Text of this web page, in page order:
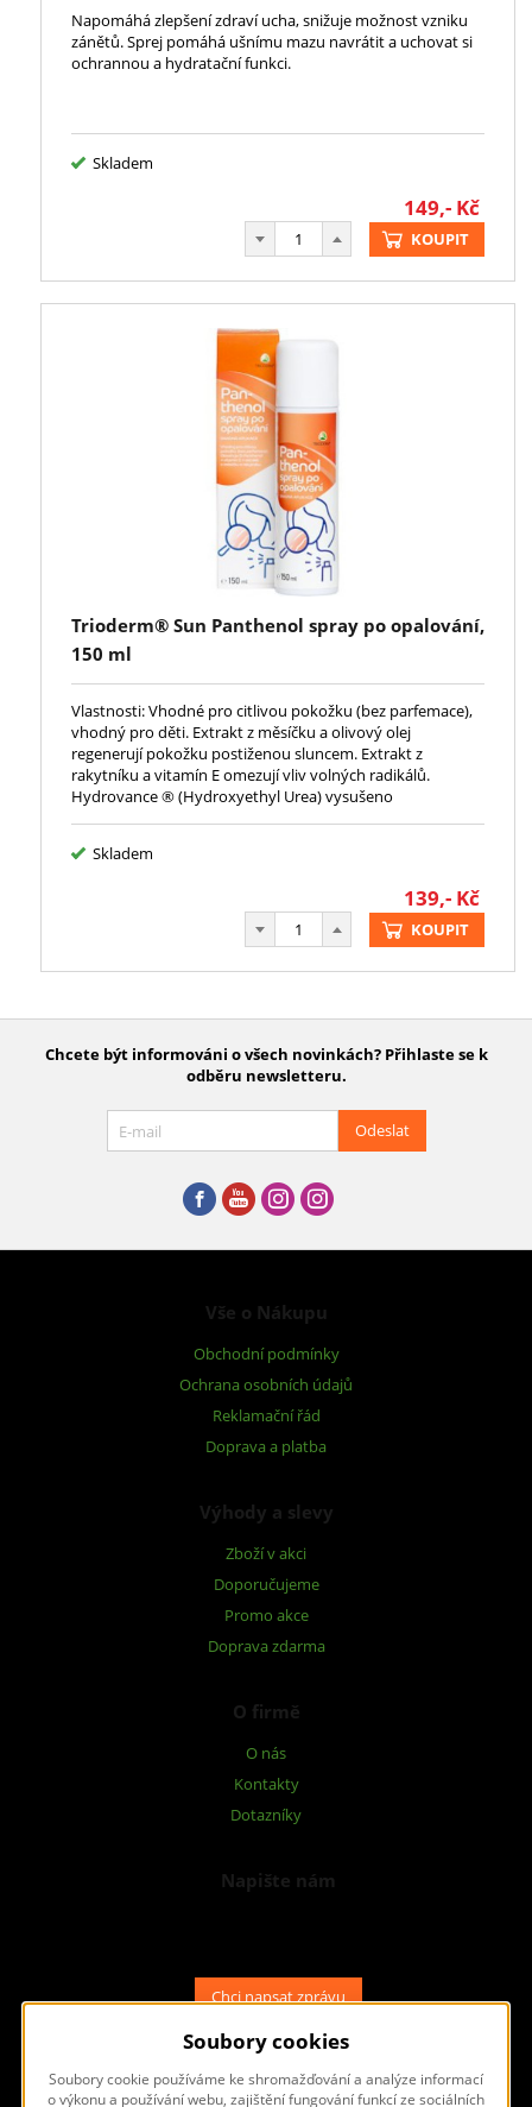
Napomáhá zlepšení zdraví ucha, snižuje možnost vzniku
zánětů. Sprej pomáhá ušnímu mazu navrátit a uchovat si
ochrannou a hydratační funkci.
Skladem
149,- Kč
KOUPIT
Trioderm® Sun Panthenol spray po opalování,
150 ml
Vlastnosti: Vhodné pro citlivou pokožku (bez parfemace),
vhodný pro děti. Extrakt z měsíčku a olivový olej
regenerují pokožku postiženou sluncem. Extrakt z
rakytníku a vitamín E omezují vliv volných radikálů.
Hydrovance ® (Hydroxyethyl Urea) vysušeno
Skladem
139,- Kč
KOUPIT
Chcete být informováni o všech novinkách? Přihlaste se k
odběru newsletteru.
Odeslat
Vše o Nákupu
Obchodní podmínky
Ochrana osobních údajů
Reklamační řád
Doprava a platba
Výhody a slevy
Zboží v akci
Doporučujeme
Promo akce
Doprava zdarma
O firmě
O nás
Kontakty
Dotazníky
Napište nám
Chci napsat zprávu
Soubory cookies
Soubory cookie používáme ke shromažďování a analýze informací
o výkonu a používání webu, zajištění fungování funkcí ze sociálních